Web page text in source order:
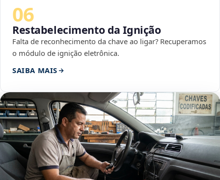
06
Restabelecimento da Ignição
Falta de reconhecimento da chave ao ligar? Recuperamos
o módulo de ignição eletrônica.
SAIBA MAIS